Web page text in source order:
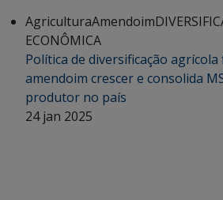
AgriculturaAmendoim
ECONÔMICA
Política de diversificação
amendoim crescer e consolida
produtor no país
24 jan 2025